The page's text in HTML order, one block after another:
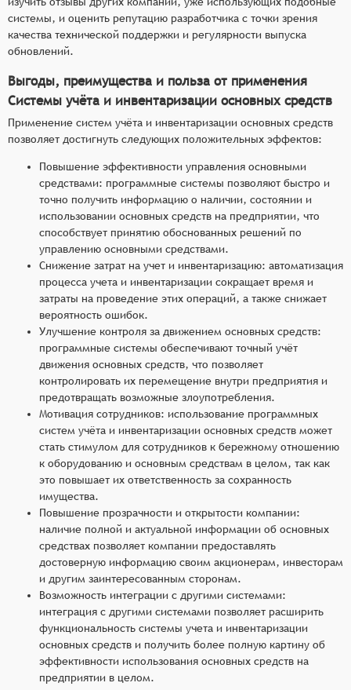
системы, и оценить репутацию разработчика с точки зрения
качества технической поддержки и регулярности выпуска
обновлений.
Выгоды, преимущества и польза от применения
Системы учёта и инвентаризации основных средств
Применение систем учёта и инвентаризации основных средств
позволяет достигнуть следующих положительных эффектов:
Повышение эффективности управления основными
средствами: программные системы позволяют быстро и
точно получить информацию о наличии, состоянии и
использовании основных средств на предприятии, что
способствует принятию обоснованных решений по
управлению основными средствами.
Снижение затрат на учет и инвентаризацию: автоматизация
процесса учета и инвентаризации сокращает время и
затраты на проведение этих операций, а также снижает
вероятность ошибок.
Улучшение контроля за движением основных средств:
программные системы обеспечивают точный учёт
движения основных средств, что позволяет
контролировать их перемещение внутри предприятия и
предотвращать возможные злоупотребления.
Мотивация сотрудников: использование программных
систем учёта и инвентаризации основных средств может
стать стимулом для сотрудников к бережному отношению
к оборудованию и основным средствам в целом, так как
это повышает их ответственность за сохранность
имущества.
Повышение прозрачности и открытости компании:
наличие полной и актуальной информации об основных
средствах позволяет компании предоставлять
достоверную информацию своим акционерам, инвесторам
и другим заинтересованным сторонам.
Возможность интеграции с другими системами:
интеграция с другими системами позволяет расширить
функциональность системы учета и инвентаризации
основных средств и получить более полную картину об
эффективности использования основных средств на
предприятии в целом.